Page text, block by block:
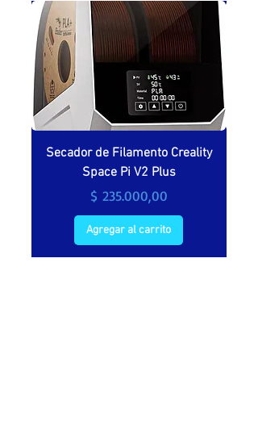
Secador de Filamento Creality
Space Pi V2 Plus
Precio
$ 235.000,00
Agregar al carrito